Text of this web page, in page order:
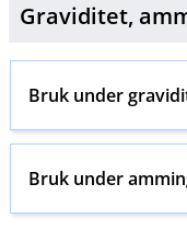
Graviditet,
Bruk under
Bruk under